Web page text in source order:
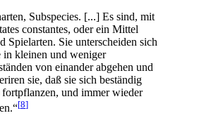
Subspecies. [...] Es sind, mit
constantes, oder ein Mittel
Spielarten. Sie unterscheiden sich
in kleinen und weniger
von einander abgehen und
sie, daß sie sich beständig
fortpflanzen, und immer wieder
[8]